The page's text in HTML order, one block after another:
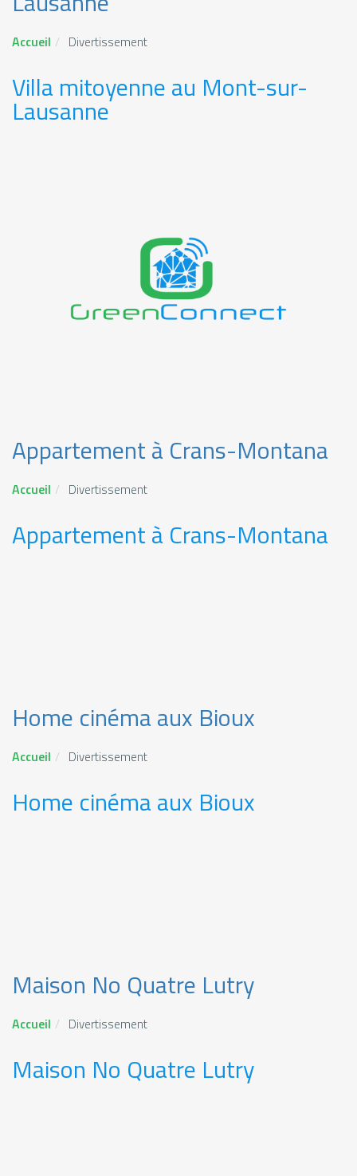
Accueil Divertissement
Villa mitoyenne au Mont-sur-
Lausanne
Appartement à Crans-Montana
Accueil Divertissement
Appartement à Crans-Montana
Home cinéma aux Bioux
Accueil Divertissement
Home cinéma aux Bioux
Maison No Quatre Lutry
Accueil Divertissement
Maison No Quatre Lutry